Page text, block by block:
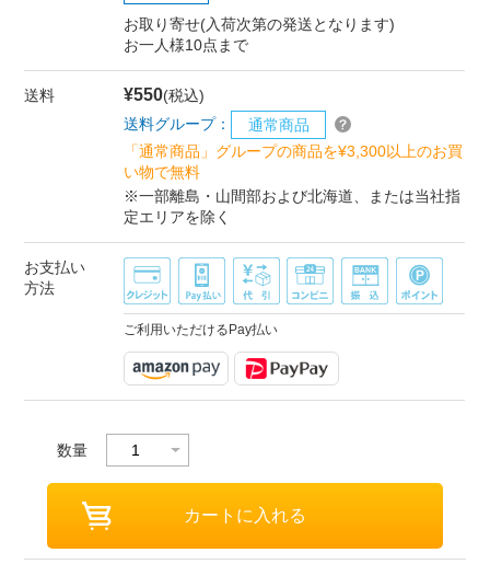
お取り寄せ(入荷次第の発送となります)
お一人様10点まで
送料 ¥550(税込)
送料グループ：
通常商品
「通常商品」グループの商品を¥3,300以上のお買
い物で無料
※一部離島・山間部および北海道、または当社指
定エリアを除く
お支払い
方法
ご利用いただけるPay払い
数量